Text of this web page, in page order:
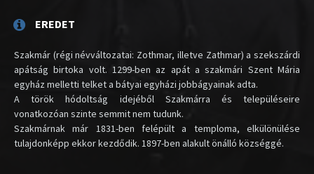
EREDET
Szakmár (régi névváltozatai: Zothmar, illetve Zathmar) a szekszárdi
apátság birtoka volt. 1299-ben az apát a szakmári Szent Mária
egyház melletti telket a bátyai egyházi jobbágyainak adta.
A török hódoltság idejéből Szakmárra és településeire
vonatkozóan szinte semmit nem tudunk.
Szakmárnak már 1831-ben felépült a temploma, elkülönülése
tulajdonképp ekkor kezdődik. 1897-ben alakult önálló községgé.